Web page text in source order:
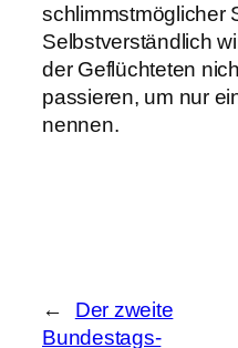
schlimmstmöglicher
Selbstverständlich
der Geflüchteten
passieren, um nur
nennen.
←
Der zweite
Bundestags-